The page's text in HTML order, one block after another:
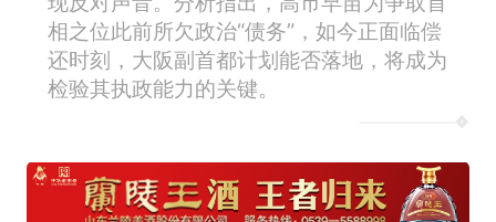
相之位此前所欠政治“债务”，如今正面临偿
还时刻，大阪副首都计划能否落地，将成为
检验其执政能力的关键。